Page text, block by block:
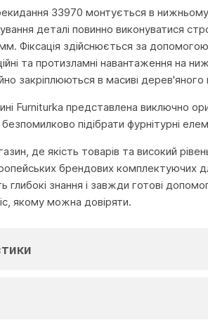
33970 монтується в
деталі повинно виконуватися
Фіксація здійснюється за допомогою
та протизламні навантаження на
закріплюються в масиві
Furniturka представлена виключно
підібрати фурнітурні
де якість товарів та високий
брендових комплектуючих
знання і завжди готові
якому можна довіряти.